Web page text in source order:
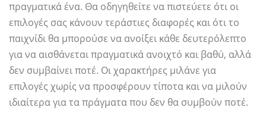
πραγματικά ένα. Θα οδηγηθείτε να πιστεύετε ότι οι
επιλογές σας κάνουν τεράστιες διαφορές και ότι το
παιχνίδι θα μπορούσε να ανοίξει κάθε δευτερόλεπτο
για να αισθάνεται πραγματικά ανοιχτό και βαθύ, αλλά
δεν συμβαίνει ποτέ. Οι χαρακτήρες μιλάνε για
επιλογές χωρίς να προσφέρουν τίποτα και να μιλούν
ιδιαίτερα για τα πράγματα που δεν θα συμβούν ποτέ.